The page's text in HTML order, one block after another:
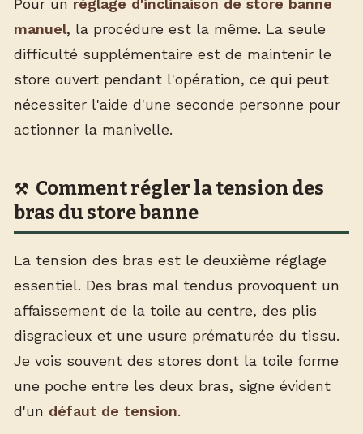
Pour un réglage d'inclinaison de store banne
manuel, la procédure est la même. La seule
difficulté supplémentaire est de maintenir le
store ouvert pendant l'opération, ce qui peut
nécessiter l'aide d'une seconde personne pour
actionner la manivelle.
Comment régler la tension des
bras du store banne
La tension des bras est le deuxième réglage
essentiel. Des bras mal tendus provoquent un
affaissement de la toile au centre, des plis
disgracieux et une usure prématurée du tissu.
Je vois souvent des stores dont la toile forme
une poche entre les deux bras, signe évident
d'un défaut de tension.